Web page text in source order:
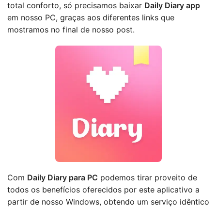
total conforto, só precisamos baixar Daily Diary app
em nosso PC, graças aos diferentes links que
mostramos no final de nosso post.
Com Daily Diary para PC podemos tirar proveito de
todos os benefícios oferecidos por este aplicativo a
partir de nosso Windows, obtendo um serviço idêntico